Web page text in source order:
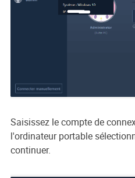
Saisissez le compte de
l'ordinateur portable
continuer.